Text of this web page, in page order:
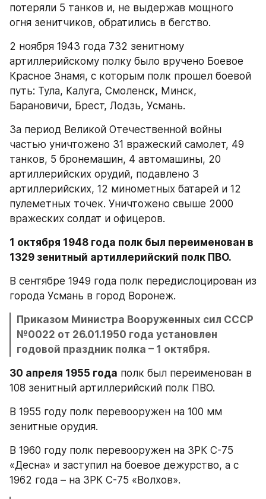
потеряли 5 танков и, не выдержав мощного
огня зенитчиков, обратились в бегство.
2 ноября 1943 года 732 зенитному
артиллерийскому полку было вручено Боевое
Красное Знамя, с которым полк прошел боевой
путь: Тула, Калуга, Смоленск, Минск,
Барановичи, Брест, Лодзь, Усмань.
За период Великой Отечественной войны
частью уничтожено 31 вражеский самолет, 49
танков, 5 бронемашин, 4 автомашины, 20
артиллерийских орудий, подавлено 3
артиллерийских, 12 минометных батарей и 12
пулеметных точек. Уничтожено свыше 2000
вражеских солдат и офицеров.
1 октября 1948 года полк был переименован в
1329 зенитный артиллерийский полк ПВО.
В сентябре 1949 года полк передислоцирован из
города Усмань в город Воронеж.
Приказом Министра Вооруженных сил СССР
№0022 от 26.01.1950 года установлен
годовой праздник полка – 1 октября.
30 апреля 1955 года полк был переименован в
108 зенитный артиллерийский полк ПВО.
В 1955 году полк перевооружен на 100 мм
зенитные орудия.
В 1960 году полк перевооружен на ЗРК С-75
«Десна» и заступил на боевое дежурство, а с
1962 года – на ЗРК С-75 «Волхов».